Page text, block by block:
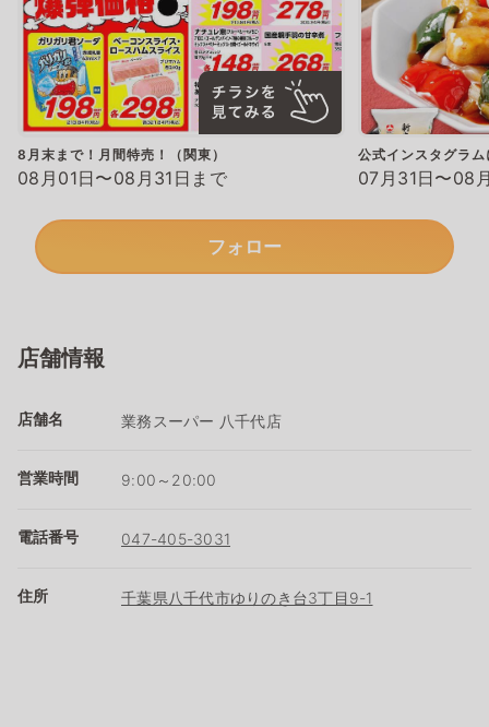
8月末まで！月間特売！（関東）
08月01日〜08月31日まで
公式インスタグラ
07月31日〜08
フォロー
店舗情報
店舗名 業務スーパー 八千代店
営業時間 9:00～20:00
電話番号 047-405-3031
住所 千葉県八千代市ゆりのき台3丁目9-1